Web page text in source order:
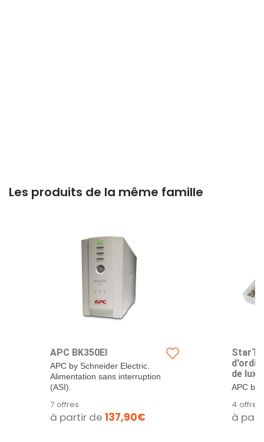
Les produits de la même famille
APC BK350EI
APC by Schneider Electric.
Alimentation sans interruption
(ASI).
7 offres
à partir de 137,90€
de
APC by
(ASI).
4 offres
à